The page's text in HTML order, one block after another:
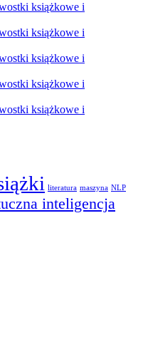
książkowe i
książkowe i
książkowe i
książkowe i
książkowe i
literatura maszyna NLP
inteligencja